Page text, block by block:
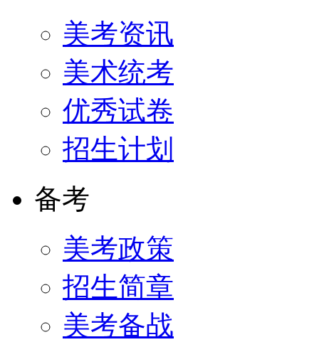
美考资讯
美术统考
优秀试卷
招生计划
备考
美考政策
招生简章
美考备战